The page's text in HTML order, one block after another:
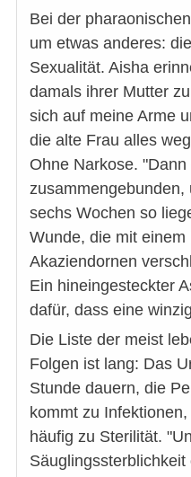
Bei der
um etwas anderes:
Sexualität. Aisha
damals ihrer Mutter
sich auf meine Arme
die alte Frau alles
Ohne Narkose.
sechs Wochen so
Wunde, die mit einem
Akaziendornen
Ein hineingesteckter
dafür, dass eine
Die Liste der meist
Folgen ist lang: Das
Stunde dauern, die
kommt zu
häufig zu Sterilität.